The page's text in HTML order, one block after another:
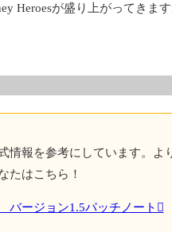
Heroesが盛り上がってきます
情報を参考にしています。よ
たはこちら！
ージョン1.5パッチノート